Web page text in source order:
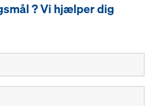
? Vi hjælper dig